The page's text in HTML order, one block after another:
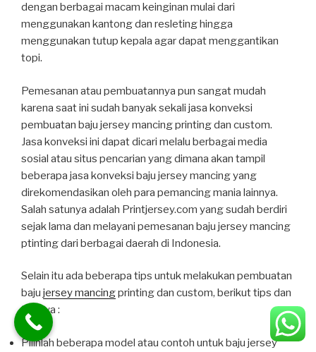
dengan berbagai macam keinginan mulai dari
menggunakan kantong dan resleting hingga
menggunakan tutup kepala agar dapat menggantikan
topi.
Pemesanan atau pembuatannya pun sangat mudah
karena saat ini sudah banyak sekali jasa konveksi
pembuatan baju jersey mancing printing dan custom.
Jasa konveksi ini dapat dicari melalu berbagai media
sosial atau situs pencarian yang dimana akan tampil
beberapa jasa konveksi baju jersey mancing yang
direkomendasikan oleh para pemancing mania lainnya.
Salah satunya adalah Printjersey.com yang sudah berdiri
sejak lama dan melayani pemesanan baju jersey mancing
ptinting dari berbagai daerah di Indonesia.
Selain itu ada beberapa tips untuk melakukan pembuatan
baju jersey mancingprinting dan custom, berikut tips dan
trik nya :
Pilihlah beberapa model atau contoh untuk baju jersey